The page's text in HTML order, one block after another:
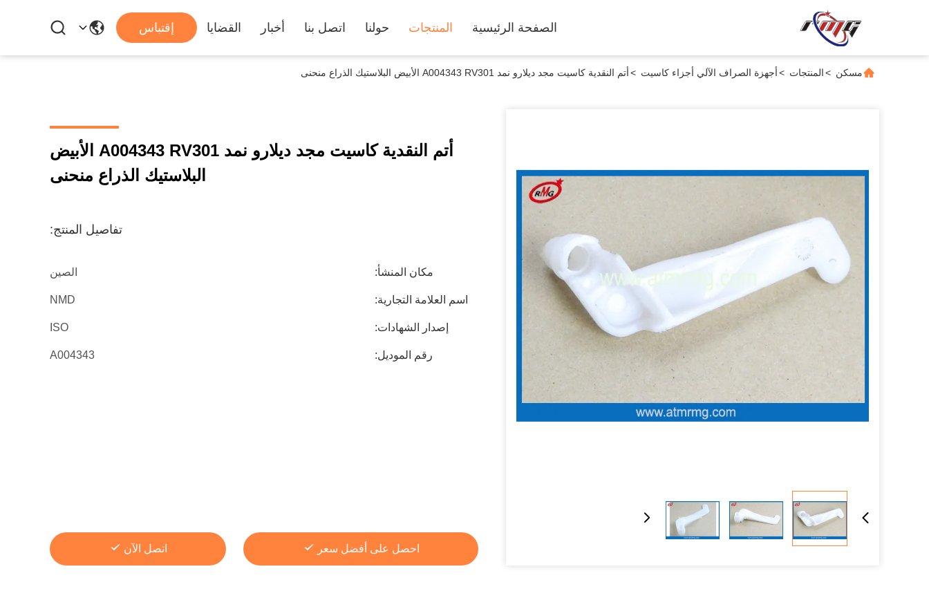
الصفحة الرئيسية المنتجات حولنا اتصل بنا أخبار القضايا إقتباس
مسكن >المنتجات >أجهزة الصراف الآلي أجزاء كاسيت >أتم النقدية كاسيت مجد ديلارو نمد A004343 RV301 الأبيض البلاستيك الذراع منحنى
أتم النقدية كاسيت مجد ديلارو نمد A004343 RV301 الأبيض
البلاستيك الذراع منحنى
تفاصيل المنتج:
مكان المنشأ: الصين
اسم العلامة التجارية: NMD
إصدار الشهادات: ISO
رقم الموديل: A004343
احصل على أفضل سعر اتصل الآن